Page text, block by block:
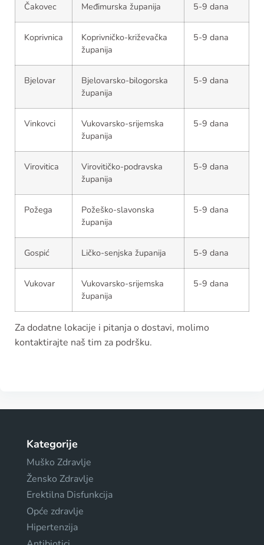
Čakovec Međimurska županija 5-9 dana
Koprivnica
Koprivničko-križevačka
županija
5-9 dana
Bjelovar
Bjelovarsko-bilogorska
županija
5-9 dana
Vinkovci
Vukovarsko-srijemska
županija
5-9 dana
Virovitica
Virovitičko-podravska
županija
5-9 dana
Požega
Požeško-slavonska
županija
5-9 dana
Gospić Ličko-senjska županija 5-9 dana
Vukovar
Vukovarsko-srijemska
županija
5-9 dana
Za dodatne lokacije i pitanja o dostavi, molimo
kontaktirajte naš tim za podršku.
Kategorije
Muško Zdravlje
Žensko Zdravlje
Erektilna Disfunkcija
Opće zdravlje
Hipertenzija